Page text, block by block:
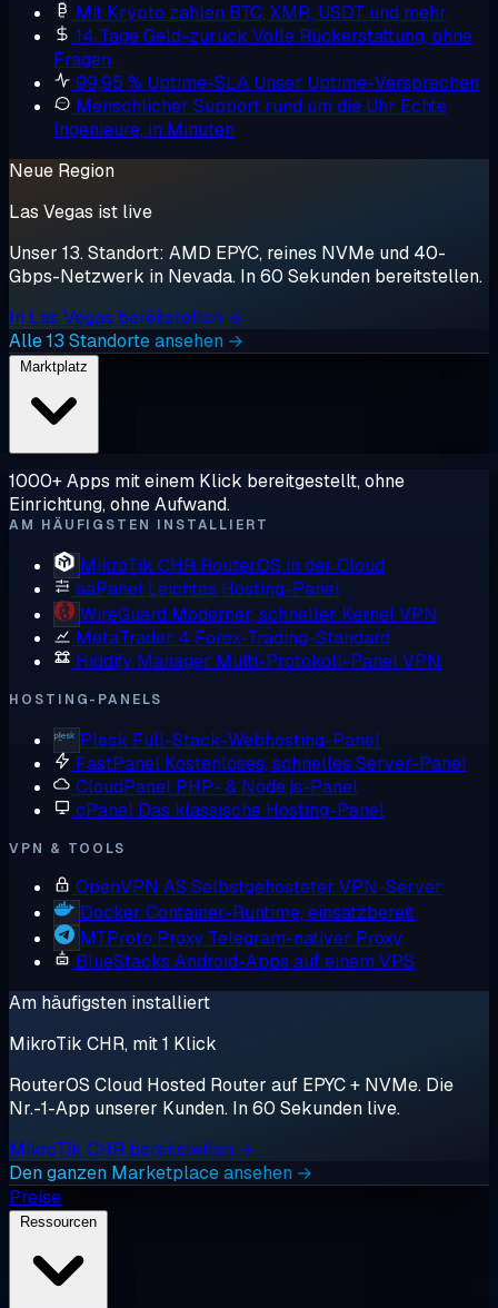
Mit Krypto zahlen BTC, XMR, USDT und mehr
14 Tage Geld-zurück Volle Rückerstattung, ohne
Fragen
99,95 % Uptime-SLA Unser Uptime-Versprechen
Menschlicher Support rund um die Uhr Echte
Ingenieure, in Minuten
Neue Region
Las Vegas ist live
Unser 13. Standort: AMD EPYC, reines NVMe und 40-
Gbps-Netzwerk in Nevada. In 60 Sekunden bereitstellen.
In Las Vegas bereitstellen →
Alle 13 Standorte ansehen →
1000+ Apps mit einem Klick bereitgestellt, ohne
Einrichtung, ohne Aufwand.
AM HÄUFIGSTEN INSTALLIERT
MikroTik CHR RouterOS in der Cloud
aaPanel Leichtes Hosting-Panel
WireGuard Moderner, schneller Kernel VPN
MetaTrader 4 Forex-Trading-Standard
Hiddify Manager Multi-Protokoll-Panel VPN
HOSTING-PANELS
Plesk Full-Stack-Webhosting-Panel
FastPanel Kostenloses, schnelles Server-Panel
CloudPanel PHP- & Node.js-Panel
cPanel Das klassische Hosting-Panel
VPN & TOOLS
OpenVPN AS Selbstgehosteter VPN-Server
Docker Container-Runtime, einsatzbereit
MTProto Proxy Telegram-nativer Proxy
BlueStacks Android-Apps auf einem VPS
Am häufigsten installiert
MikroTik CHR, mit 1 Klick
RouterOS Cloud Hosted Router auf EPYC + NVMe. Die
Nr.-1-App unserer Kunden. In 60 Sekunden live.
MikroTik CHR bereitstellen →
Den ganzen Marketplace ansehen →
Preise